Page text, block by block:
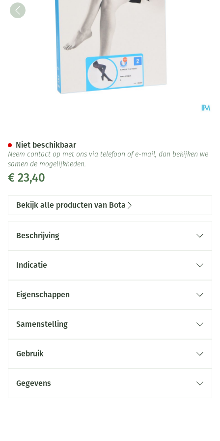
€ 23,40
Niet beschikbaar
Neem contact op met ons via telefoon of e-mail, dan bekijken we
samen de mogelijkheden.
Bekijk alle producten van Bota
Beschrijving
Indicatie
Eigenschappen
Samenstelling
Gebruik
Gegevens